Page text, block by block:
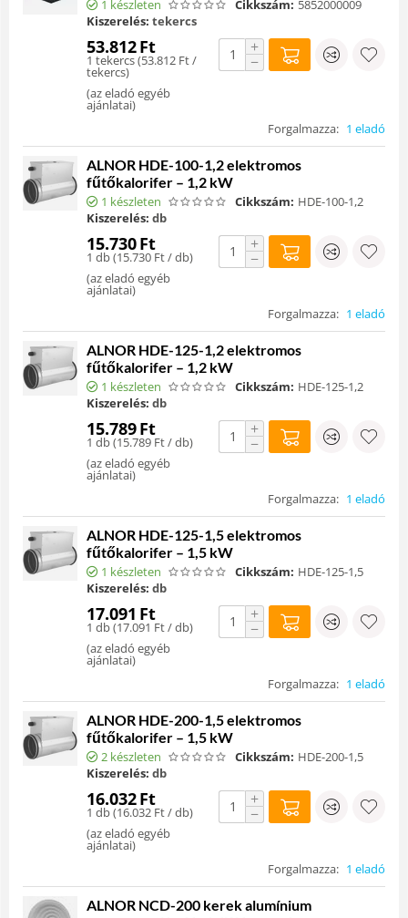
1 készleten Cikkszám: 5852000009
Kiszerelés: tekercs
53.812Ft
1 tekercs (53.812 Ft/
tekercs)
(az eladó egyéb
ajánlatai)
+
−
Forgalmazza: 1 eladó
ALNOR HDE-100-1,2 elektromos
fűtőkalorifer – 1,2 kW
1 készleten Cikkszám: HDE-100-1,2
Kiszerelés: db
15.730Ft
1 db (15.730 Ft/ db)
(az eladó egyéb
ajánlatai)
+
−
Forgalmazza: 1 eladó
ALNOR HDE-125-1,2 elektromos
fűtőkalorifer – 1,2 kW
1 készleten Cikkszám: HDE-125-1,2
Kiszerelés: db
15.789Ft
1 db (15.789 Ft/ db)
(az eladó egyéb
ajánlatai)
+
−
Forgalmazza: 1 eladó
ALNOR HDE-125-1,5 elektromos
fűtőkalorifer – 1,5 kW
1 készleten Cikkszám: HDE-125-1,5
Kiszerelés: db
17.091 Ft
1 db (17.091 Ft/ db)
(az eladó egyéb
ajánlatai)
+
−
Forgalmazza: 1 eladó
ALNOR HDE-200-1,5 elektromos
fűtőkalorifer – 1,5 kW
2 készleten Cikkszám: HDE-200-1,5
Kiszerelés: db
16.032Ft
1 db (16.032 Ft/ db)
(az eladó egyéb
ajánlatai)
+
−
Forgalmazza: 1 eladó
ALNOR NCD-200 kerek alumínium